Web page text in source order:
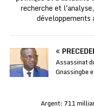
recherche et
développements
Assassinat
Gnassingbe
Argent: 711